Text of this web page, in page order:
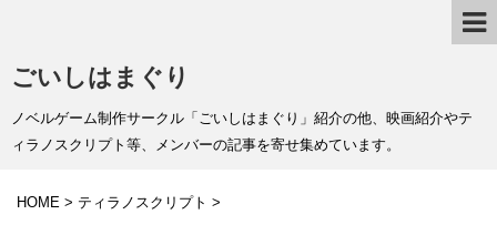
ごいしはまぐり
ノベルゲーム制作サークル「ごいしはまぐり」紹介の他、映画紹介やテ
ィラノスクリプト等、メンバーの記事を寄せ集めています。
HOME > ティラノスクリプト >